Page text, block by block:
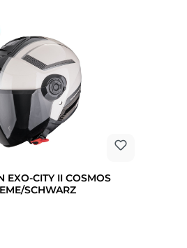
EXO-CITY II COSMOS
SCHWARZ